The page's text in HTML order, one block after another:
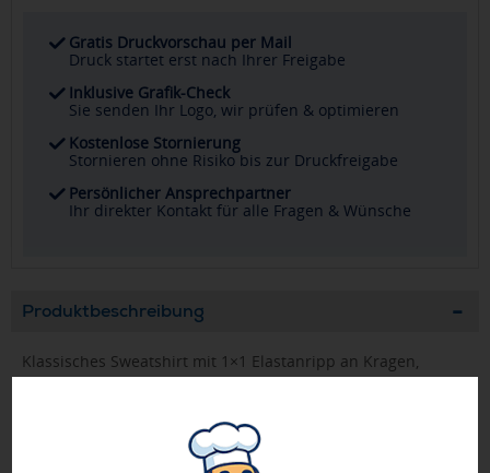
Gratis Druckvorschau per Mail
Druck startet erst nach Ihrer Freigabe
Inklusive Grafik-Check
Sie senden Ihr Logo, wir prüfen & optimieren
Kostenlose Stornierung
Stornieren ohne Risiko bis zur Druckfreigabe
Persönlicher Ansprechpartner
Ihr direkter Kontakt für alle Fragen & Wünsche
Produktbeschreibung
Klassisches Sweatshirt mit 1×1 Elastanripp an Kragen,
Roly hat eine schmalere Passform. Bei Zweifeln zwischen